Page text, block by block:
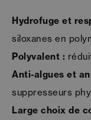
Hydrofuge et
siloxanes en
Polyvalent :
Anti-algues et
suppresseurs
Large choix de